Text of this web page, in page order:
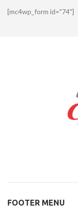
[mc4wp_form id="74"]
FOOTER MENU